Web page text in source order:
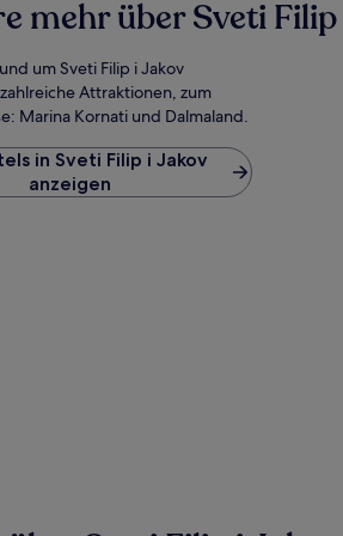
mehr über Sveti
um Sveti Filip i Jakov
Attraktionen, zum
Marina Kornati und Dalmaland.
in Sveti Filip i Jakov
anzeigen